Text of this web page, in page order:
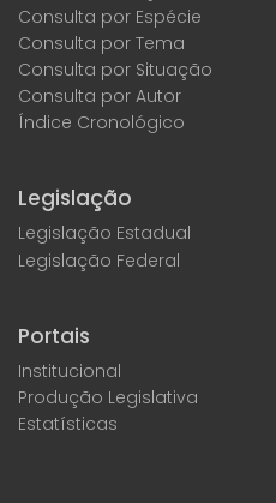
Consulta por Espécie
Consulta por Tema
Consulta por Situação
Consulta por Autor
Índice Cronológico
Legislação
Legislação Estadual
Legislação Federal
Portais
Institucional
Produção Legislativa
Estatísticas